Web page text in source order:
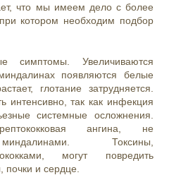
что мы имеем дело с более
котором необходим подбор
симптомы. Увеличиваются
появляются белые
глотание затрудняется.
интенсивно, так как инфекция
системные осложнения.
ангина, не
Токсины,
могут повредить
почки и сердце.